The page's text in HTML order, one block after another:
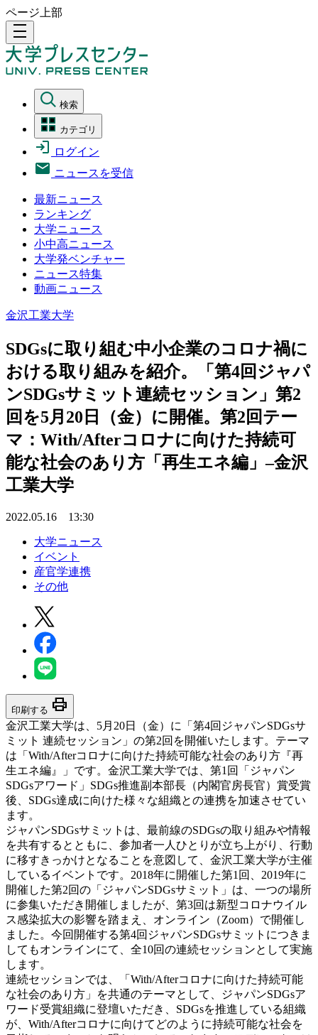
ページ上部
density_medium
検索
カテゴリ
ログイン
ニュースを受信
最新ニュース
ランキング
大学ニュース
小中高ニュース
大学発ベンチャー
ニュース特集
動画ニュース
金沢工業大学
SDGsに取り組む中小企業のコロナ禍に
おける取り組みを紹介。「第4回ジャパ
ンSDGsサミット連続セッション」第2
回を5月20日（金）に開催。第2回テー
マ：With/Afterコロナに向けた持続可
能な社会のあり方「再生エネ編」–金沢
工業大学
2022.05.16 13:30
大学ニュース
イベント
産官学連携
その他
印刷する print
金沢工業大学は、5月20日（金）に「第4回ジャパンSDGsサ
ミット 連続セッション」の第2回を開催いたします。テーマ
は「With/Afterコロナに向けた持続可能な社会のあり方『再
生エネ編』」です。金沢工業大学では、第1回「ジャパン
SDGsアワード」SDGs推進副本部長（内閣官房長官）賞受賞
後、SDGs達成に向けた様々な組織との連携を加速させてい
ます。
ジャパンSDGsサミットは、最前線のSDGsの取り組みや情報
を共有するとともに、参加者一人ひとりが立ち上がり、行動
に移すきっかけとなることを意図して、金沢工業大学が主催
しているイベントです。2018年に開催した第1回、2019年に
開催した第2回の「ジャパンSDGsサミット」は、一つの場所
に参集いただき開催しましたが、第3回は新型コロナウイル
ス感染拡大の影響を踏まえ、オンライン（Zoom）で開催し
ました。今回開催する第4回ジャパンSDGsサミットにつきま
してもオンラインにて、全10回の連続セッションとして実施
します。
連続セッションでは、「With/Afterコロナに向けた持続可能
な社会のあり方」を共通のテーマとして、ジャパンSDGsア
ワード受賞組織に登壇いただき、SDGsを推進している組織
が、With/Afterコロナに向けてどのように持続可能な社会を